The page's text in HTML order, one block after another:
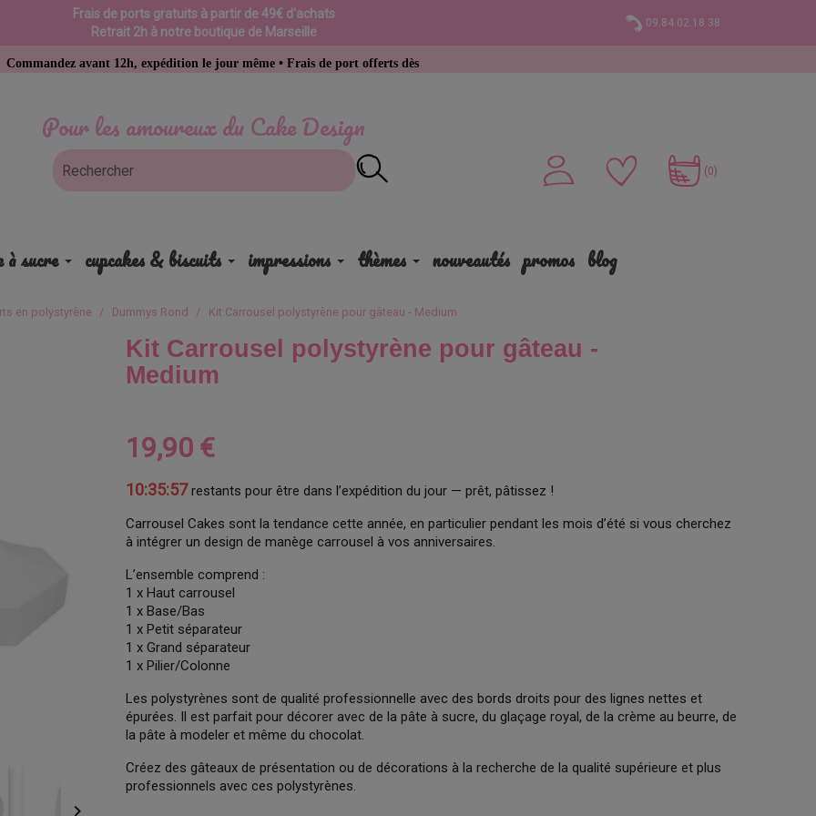
Frais de ports gratuits à partir de 49€ d'achats
Retrait 2h à notre boutique de Marseille
09.84.02.18.38
Pour les amoureux du Cake Design
avant 12h, expédition le jour même • Frais de port offerts dès 49 € d’achat
(0)
à sucre cupcakes & biscuits impressions thèmes nouveautés promos blog
en polystyrène Dummys Rond Kit Carrousel polystyrène pour gâteau - Medium

Kit Carrousel polystyrène pour gâteau -
Medium
19,90 €
10:35:56restants pour être dans l’expédition du jour — prêt, pâtissez !
Carrousel Cakes sont la tendance cette année, en particulier pendant les mois d’été si vous cherchez
à intégrer un design de manège carrousel à vos anniversaires.
L’ensemble comprend :
1 x Haut carrousel
1 x Base/Bas
1 x Petit séparateur
1 x Grand séparateur
1 x Pilier/Colonne
Les polystyrènes sont de qualité professionnelle avec des bords droits pour des lignes nettes et
épurées. Il est parfait pour décorer avec de la pâte à sucre, du glaçage royal, de la crème au beurre, de
la pâte à modeler et même du chocolat.
Créez des gâteaux de présentation ou de décorations à la recherche de la qualité supérieure et plus
professionnels avec ces polystyrènes.